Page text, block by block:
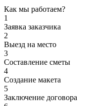
Как мы работаем?
1
Заявка заказчика
2
Выезд на место
3
Составление сметы
4
Создание макета
5
Заключение договора